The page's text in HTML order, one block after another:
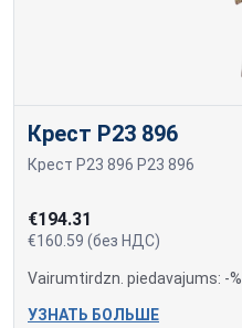
Крест P23 896
Крест P23 896 P23 896
€194.31
€160.59 (без НДС)
Vairumtirdzn. piedavajums: -%
УЗНАТЬ БОЛЬШЕ